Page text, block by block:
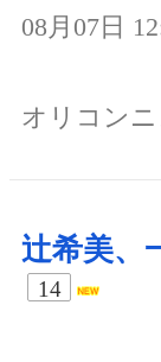
08月07日
オリコンニ
辻希美、
14